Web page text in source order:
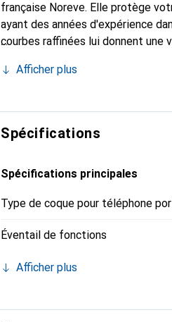
française Noreve. Elle protège
ayant des années d'expérience
courbes raffinées lui donnent une
Noreve est un choix fiable pour
Afficher plus
Spécifications
Spécifications principales
Type de coque pour téléphone
Éventail de fonctions
Afficher plus